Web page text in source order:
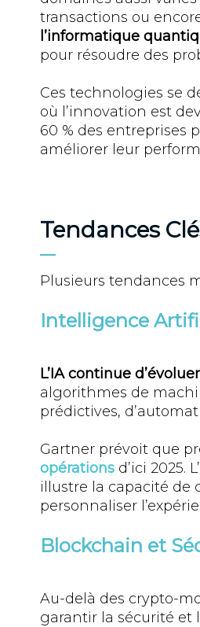
transactions ou
l’informatique
pour résoudre des
Ces technologies se
où l’innovation est
60 % des entreprises
améliorer leur
Tendances
Plusieurs tendances
Intelligence
L’IA continue
algorithmes de
prédictives,
Gartner prévoit que
opérations d’ici 2025.
illustre la capacité de
personnaliser
Blockchain et
Au-delà des crypto-
garantir la sécurité et